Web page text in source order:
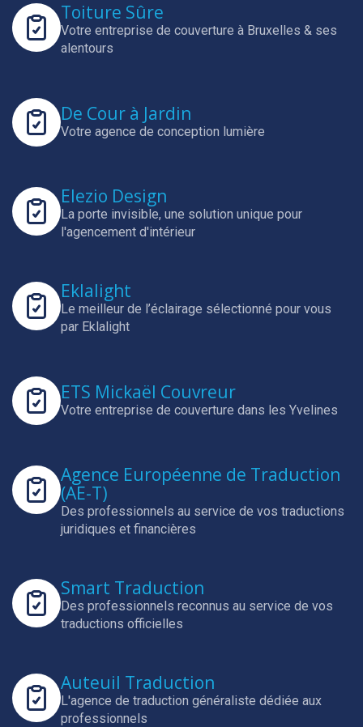
Toiture Sûre
Votre entreprise de couverture à Bruxelles & ses
alentours
De Cour à Jardin
Votre agence de conception lumière
Elezio Design
La porte invisible, une solution unique pour
l'agencement d'intérieur
Eklalight
Le meilleur de l’éclairage sélectionné pour vous
par Eklalight
ETS Mickaël Couvreur
Votre entreprise de couverture dans les Yvelines
Agence Européenne de Traduction
(AE-T)
Des professionnels au service de vos traductions
juridiques et financières
Smart Traduction
Des professionnels reconnus au service de vos
traductions officielles
Auteuil Traduction
L'agence de traduction généraliste dédiée aux
professionnels